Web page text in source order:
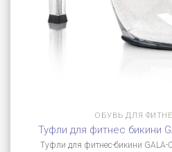
ОБУВЬ ДЛЯ
Туфли для фитнес бикини
Туфли для фитнес-бикини